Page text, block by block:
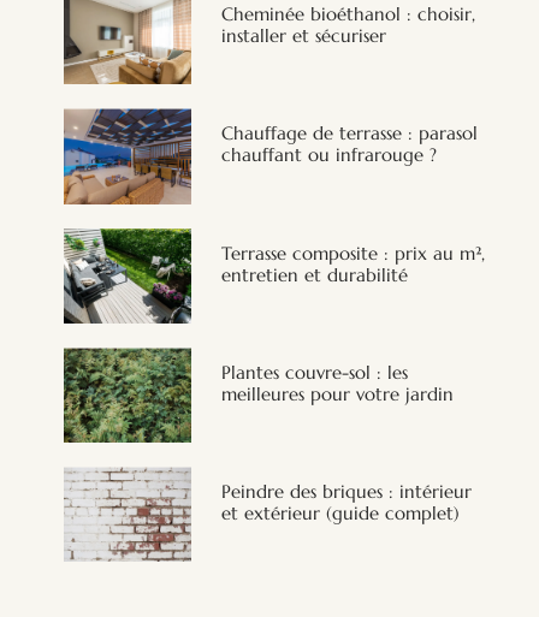
Cheminée bioéthanol : choisir,
installer et sécuriser
Chauffage de terrasse : parasol
chauffant ou infrarouge ?
Terrasse composite : prix au m²,
entretien et durabilité
Plantes couvre-sol : les
meilleures pour votre jardin
Peindre des briques : intérieur
et extérieur (guide complet)